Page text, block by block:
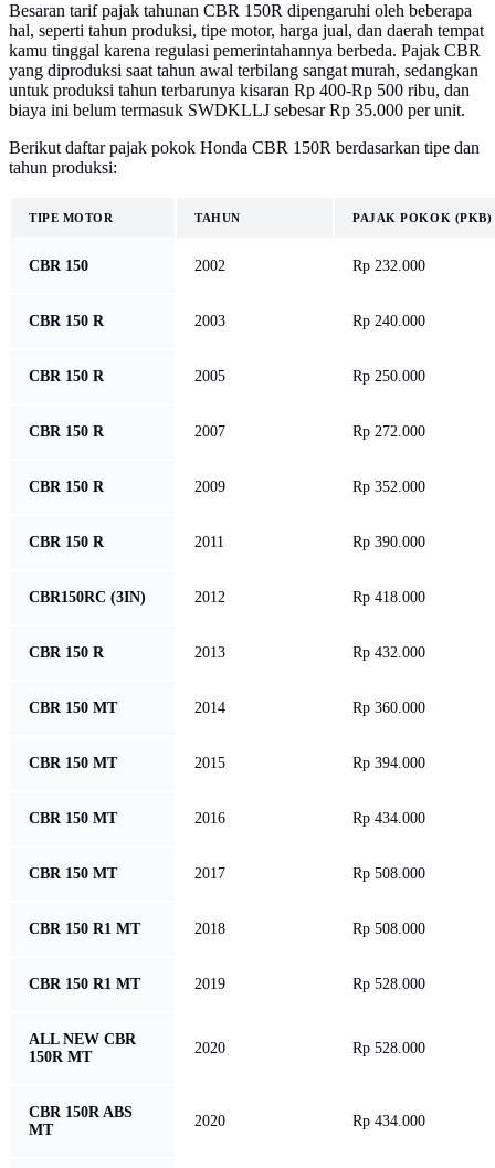
Besaran tarif pajak tahunan CBR 150R dipengaruhi oleh beberapa
hal, seperti tahun produksi, tipe motor, harga jual, dan daerah tempat
kamu tinggal karena regulasi pemerintahannya berbeda. Pajak CBR
yang diproduksi saat tahun awal terbilang sangat murah, sedangkan
untuk produksi tahun terbarunya kisaran Rp 400-Rp 500 ribu, dan
biaya ini belum termasuk SWDKLLJ sebesar Rp 35.000 per unit.
Berikut daftar pajak pokok Honda CBR 150R berdasarkan tipe dan
tahun produksi:
TIPE MOTOR TAHUN PAJAK POKOK (PKB)
CBR 150 2002 Rp 232.000
CBR 150 R 2003 Rp 240.000
CBR 150 R 2005 Rp 250.000
CBR 150 R 2007 Rp 272.000
CBR 150 R 2009 Rp 352.000
CBR 150 R 2011 Rp 390.000
CBR150RC (3IN) 2012 Rp 418.000
CBR 150 R 2013 Rp 432.000
CBR 150 MT 2014 Rp 360.000
CBR 150 MT 2015 Rp 394.000
CBR 150 MT 2016 Rp 434.000
CBR 150 MT 2017 Rp 508.000
CBR 150 R1 MT 2018 Rp 508.000
CBR 150 R1 MT 2019 Rp 528.000
ALL NEW CBR
150R MT
2020 Rp 528.000
CBR 150R ABS
MT
2020 Rp 434.000